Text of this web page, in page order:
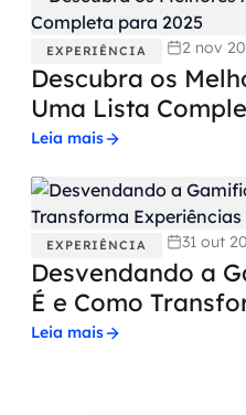
EXPERIÊNCIA 2 nov
Descubra os
Uma Lista
Leia mais
EXPERIÊNCIA 31 out
Desvendando a
É e Como
Leia mais